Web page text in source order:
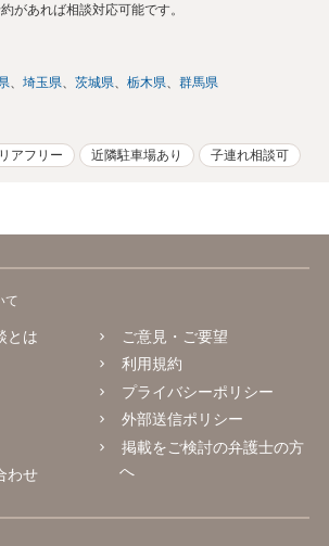
があれば相談対応可能です。
埼玉県 茨城県 栃木県 群馬県
アフリー 近隣駐車場あり 子連れ相談可
て
とは
わせ
ご意見・ご要望
利用規約
プライバシーポリシー
外部送信ポリシー
掲載をご検討の弁護士の方
へ